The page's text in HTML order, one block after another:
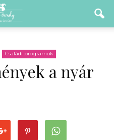
Családi programok
a nyár